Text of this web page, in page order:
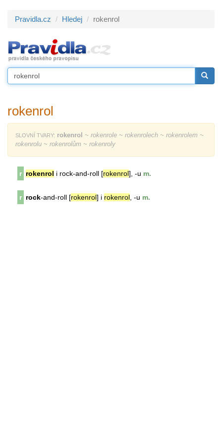
Pravidla.cz Hledej rokenrol
rokenrol
SLOVNÍ TVARY: rokenrol ~ rokenrole ~ rokenrolech ~ rokenrolem ~
rokenrolu ~ rokenrolům ~ rokenroly
r rokenrol i rock-and-roll [rokenrol], -u m.
r rock-and-roll [rokenrol] i rokenrol , -u m.